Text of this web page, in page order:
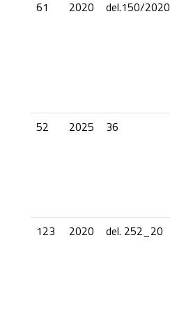
61 2020 del.150/2020
52 2025 36
123 2020 del. 252_20